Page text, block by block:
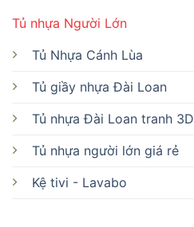
Tủ nhựa Người Lớn
Tủ Nhựa Cánh Lùa
Tủ giầy nhựa Đài Loan
Tủ nhựa Đài Loan tranh 3D
Tủ nhựa người lớn giá rẻ
Kệ tivi - Lavabo